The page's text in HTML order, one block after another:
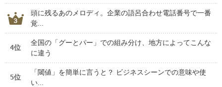
頭に残るあのメロディ。企業の語呂合わせ電話番号で一番
覚...
4位
全国の「グーとパー」での組み分け、地方によってこんな
に違う
5位
「閾値」を簡単に言うと？ ビジネスシーンでの意味や使
い...